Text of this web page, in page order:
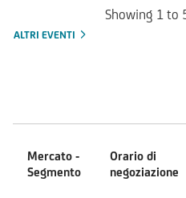
Showing 1 to
ALTRI EVENTI
Mercato -
Segmento
Orario di
negoziazione